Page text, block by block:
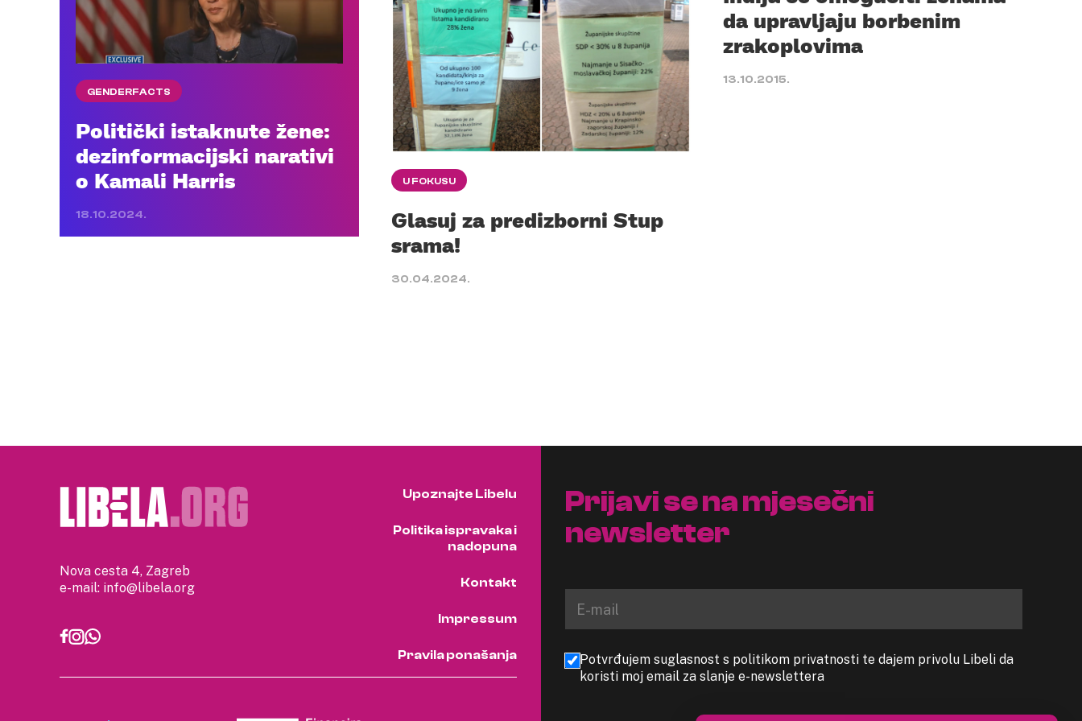
GENDERFACTS
Politički istaknute žene:
dezinformacijski narativi
o Kamali Harris
18.10.2024.
U FOKUSU
Glasuj za predizborni Stup
srama!
30.04.2024.
da upravljaju borbenim
zrakoplovima
13.10.2015.
Nova cesta 4, Zagreb
e-mail: info@libela.org
Upoznajte Libelu
Politika ispravaka i
nadopuna
Kontakt
Impressum
Pravila ponašanja
Prijavi se na mjesečni
newsletter
Potvrđujem suglasnost s politikom privatnosti te dajem privolu Libeli da
koristi moj email za slanje e-newslettera